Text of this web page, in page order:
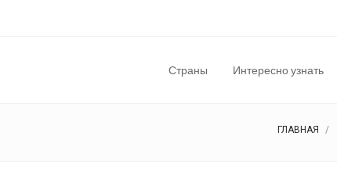
Страны Интересно узнать
ГЛАВНАЯ